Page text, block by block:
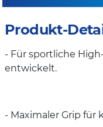
Produkt-
- Für sportliche
entwickelt.
- Maximaler Grip für